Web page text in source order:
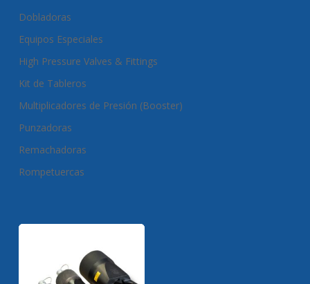
Dobladoras
Equipos Especiales
High Pressure Valves & Fittings
Kit de Tableros
Multiplicadores de Presión (Booster)
Punzadoras
Remachadoras
Rompetuercas